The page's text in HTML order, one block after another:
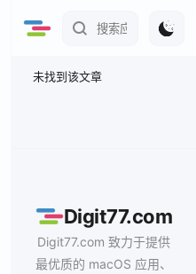
未找到该文章
Digit77.com
Digit77.com 致力于提供
最优质的 macOS 应用、